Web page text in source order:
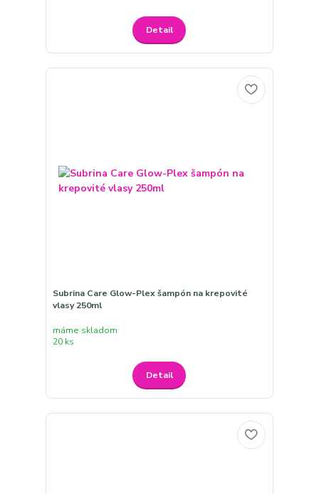
Detail
Subrina Care Glow-Plex šampón na krepovité
vlasy 250ml
máme skladom
20 ks
Detail